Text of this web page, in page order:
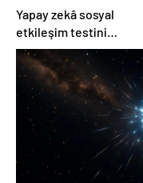
Yapay zekâ sosyal
etkileşim testini
geçemedi